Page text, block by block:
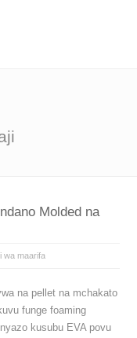
Molded na
wa maarifa
na pellet na mchakato
funge foaming
kusubu EVA povu